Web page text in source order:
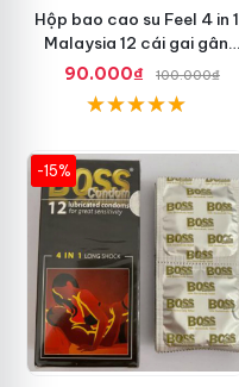
Hộp bao cao su Feel 4 in 1
Malaysia 12 cái gai gân
thắt dễ sử dụng
90.000₫ 100.000₫
-15%